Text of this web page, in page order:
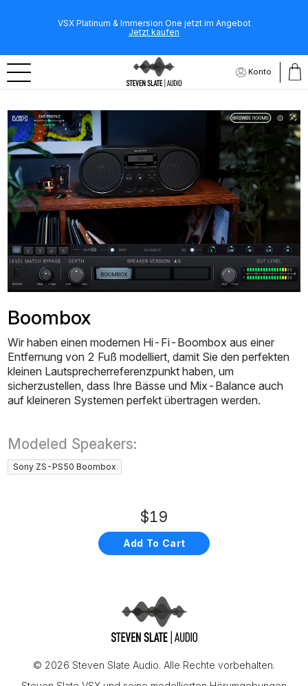
VSX Platinum & Immersion One jetzt im Angebot
Jetzt kaufen
Konto
Modeled Speakers:
Sony ZS-PS50 Boombox
$19
Add To Cart
Boombox
Wir haben einen modernen Hi-Fi-Boombox aus einer
Entfernung von 2 Fuß modelliert, damit Sie den perfekten
kleinen Lautsprecherreferenzpunkt haben, um
sicherzustellen, dass Ihre Bässe und Mix-Balance auch
auf kleineren Systemen perfekt übertragen werden.
© 2026 Steven Slate Audio. Alle Rechte vorbehalten.